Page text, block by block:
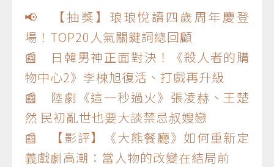
📢 【抽獎】琅琅悅讀四歲周年慶登
場！TOP20人氣關鍵詞總回顧
📰 日韓男神正面對決！《殺人者的購
物中心2》李棟旭復活、打戲再升級
📰 陸劇《這一秒過火》張凌赫、王楚
然 民初亂世也要大談禁忌叔嫂戀
📰 【影評】《大熊餐廳》如何重新定
義戲劇高潮：當人物的改變在結局前